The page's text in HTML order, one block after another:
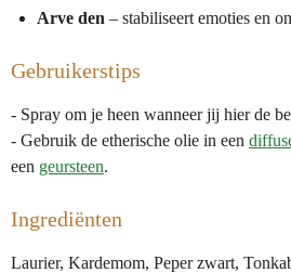
Arve den – stabiliseert emoties en
Gebruikerstips
- Spray om je heen wanneer jij hier de
- Gebruik de etherische olie in een
een geursteen.
Ingrediënten
Laurier, Kardemom, Peper zwart,